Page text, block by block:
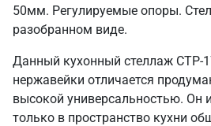
50мм. Регулируемые опоры.
разобранном виде.
Данный кухонный стеллаж СТР-
нержавейки отличается
высокой универсальностью. Он
только в пространство кухни